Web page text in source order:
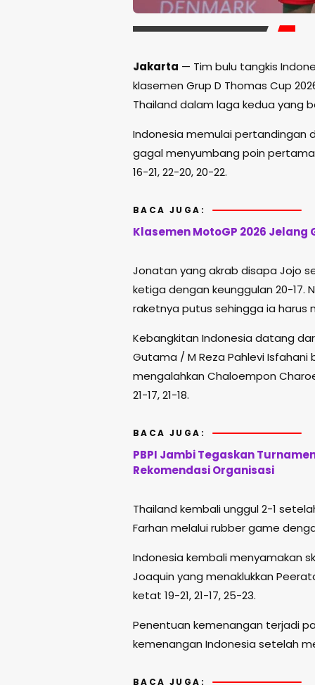
Jakarta — Tim bulu tangkis
klasemen Grup D Thomas Cup
Thailand dalam laga kedua yang
Indonesia memulai pertandingan
gagal menyumbang poin
16-21, 22-20, 20-22.
BACA JUGA:
Klasemen MotoGP 2026
Jonatan yang akrab disapa Jojo
ketiga dengan keunggulan 20-17.
raketnya putus sehingga ia harus
Kebangkitan Indonesia datang
Gutama / M Reza Pahlevi Isfahani
mengalahkan Chaloempon
21-17, 21-18.
BACA JUGA:
PBPI Jambi Tegaskan
Rekomendasi Organisasi
Thailand kembali unggul 2-1
Farhan melalui rubber game
Indonesia kembali menyamakan
Joaquin yang menaklukkan
ketat 19-21, 21-17, 25-23.
Penentuan kemenangan terjadi
kemenangan Indonesia setelah
BACA JUGA: